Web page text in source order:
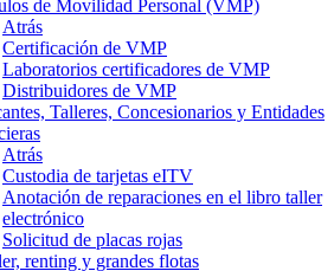
de Movilidad Personal (VMP)
Atrás
Certificación de VMP
Laboratorios certificadores de VMP
Distribuidores de VMP
Talleres, Concesionarios y Entidades
Atrás
Custodia de tarjetas eITV
Anotación de reparaciones en el libro taller
electrónico
Solicitud de placas rojas
renting y grandes flotas